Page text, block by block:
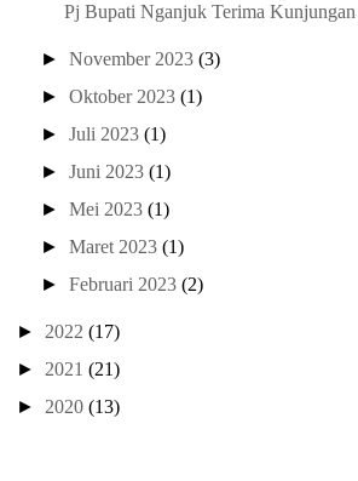
Pj Bupati Nganjuk Terima
► November 2023 (3)
► Oktober 2023 (1)
► Juli 2023 (1)
► Juni 2023 (1)
► Mei 2023 (1)
► Maret 2023 (1)
► Februari 2023 (2)
►2022(17)
►2021(21)
►2020(13)